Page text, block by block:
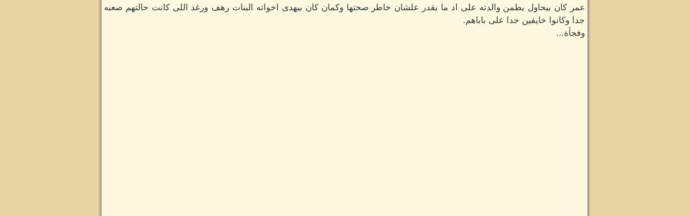
عمر كان بيحاول يطمن والدته على اد ما يقدر علشان خاطر صحتها وكمان كان بيهدى اخواته البنات رهف ورغد اللى كانت حالتهم صعبه
جدا وكانوا خايفين جدا على باباهم.
وفجأة...